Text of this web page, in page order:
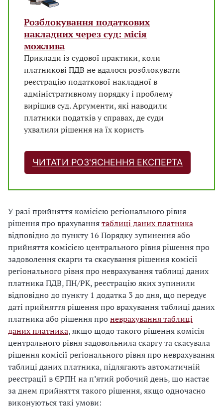
Розблокування податкових
накладних через суд: місія
можлива
Приклади із судової практики, коли
платникові ПДВ не вдалося розблокувати
реєстрацію податкової накладної в
адміністративному порядку і проблему
вирішив суд. Аргументи, які наводили
платники податків у справах, де суди
ухвалили рішення на їх користь
ЧИТАТИ РОЗ'ЯСНЕННЯ ЕКСПЕРТА
У разі прийняття комісією регіонального рівня
рішення про врахуваннятаблиці даних платника
відповідно до пункту 16 Порядку зупинення або
прийняття комісією центрального рівня рішення про
задоволення скарги та скасування рішення комісії
регіонального рівня про неврахування таблиці даних
платника ПДВ, ПН/РК, реєстрацію яких зупинили
відповідно до пункту 1 додатка 3 до дня, що передує
даті прийняття рішення про врахування таблиці даних
платника або рішення проневрахування таблиці
даних платника, якщо щодо такого рішення комісія
центрального рівня задовольнила скаргу та скасувала
рішення комісії регіонального рівня про неврахування
таблиці даних платника, підлягають автоматичній
реєстрації в ЄРПН на п’ятий робочий день, що настає
за днем прийняття такого рішення, якщо одночасно
виконуються такі умови: